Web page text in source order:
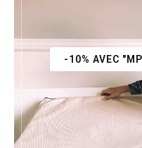
-10% AVEC